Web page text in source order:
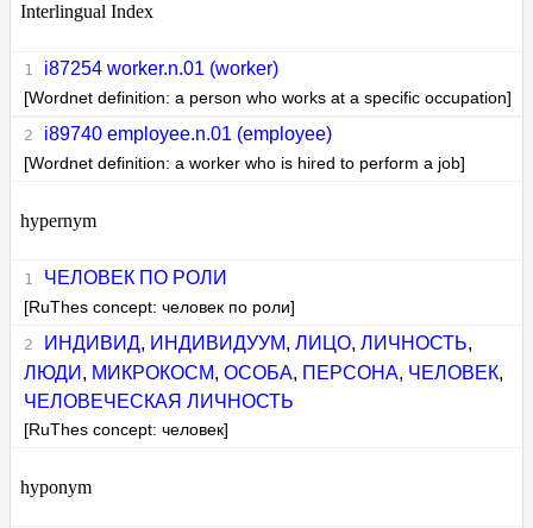
Interlingual Index
i87254 worker.n.01 (worker)
[Wordnet definition: a person who works at a specific occupation]
i89740 employee.n.01 (employee)
[Wordnet definition: a worker who is hired to perform a job]
hypernym
ЧЕЛОВЕК ПО РОЛИ
[RuThes concept: человек по роли]
ИНДИВИД, ИНДИВИДУУМ, ЛИЦО, ЛИЧНОСТЬ,
ЛЮДИ , МИКРОКОСМ,ОСОБА, ПЕРСОНА, ЧЕЛОВЕК,
ЧЕЛОВЕЧЕСКАЯ ЛИЧНОСТЬ
[RuThes concept: человек]
hyponym